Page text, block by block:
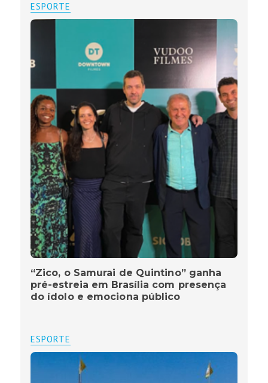
ESPORTE
“Zico, o Samurai de Quintino” ganha
pré-estreia em Brasília com presença
do ídolo e emociona público
ESPORTE